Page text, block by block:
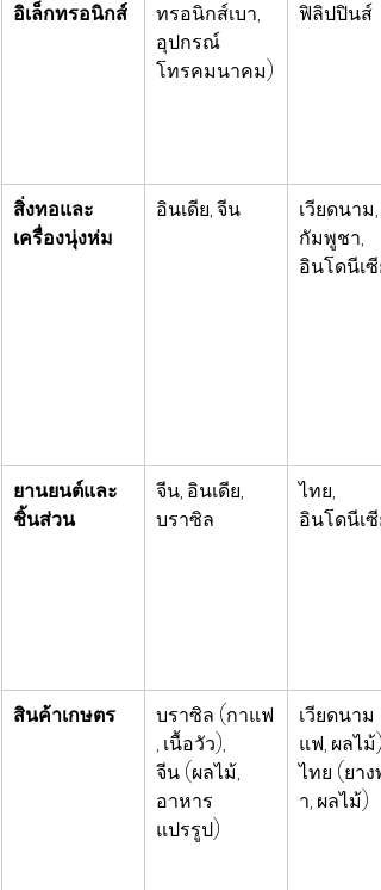
อิเล็กทรอนิกส์
ทรอนิกส์เบา,
อุปกรณ์
โทรคมนาคม)
ฟิลิปปินส์
สิ่งทอและ
เครื่องนุ่งห่ม
อินเดีย, จีน
เวียดนาม,
กัมพูชา,
อินโดนีเซีย
ยานยนต์และ
ชิ้นส่วน
จีน, อินเดีย,
บราซิล
ไทย,
อินโดนีเซีย
สินค้าเกษตร
บราซิล (กาแฟ
, เนื้อวัว),
จีน (ผลไม้,
อาหาร
แปรรูป)
เวียดนาม
แฟ, ผลไม้),
ไทย (ยาง
า, ผลไม้)